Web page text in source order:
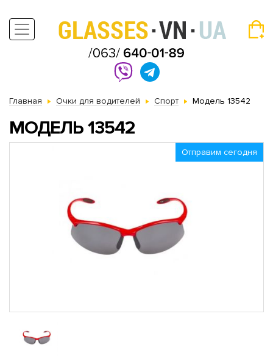
Главная Очки для водителей Спорт Модель 13542
МОДЕЛЬ 13542
Отправим сегодня